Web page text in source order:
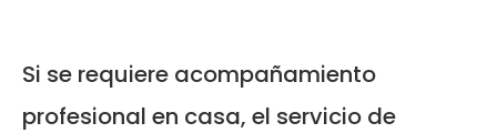
Si se requiere acompañamiento
profesional en casa, el servicio de